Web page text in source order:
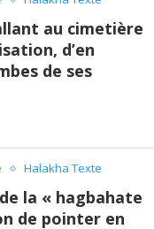
au cimetière
d’en
de ses
Halakha Texte
la « hagbahate
de pointer en